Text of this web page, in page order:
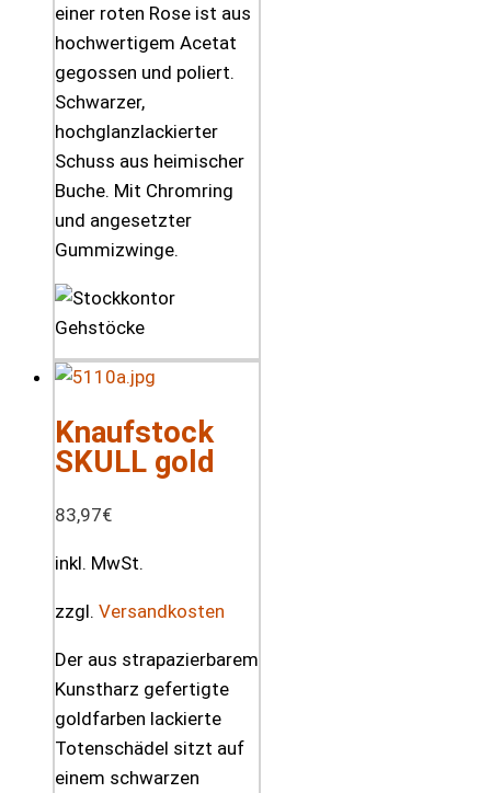
einer roten Rose ist aus
hochwertigem Acetat
gegossen und poliert.
Schwarzer,
hochglanzlackierter
Schuss aus heimischer
Buche. Mit Chromring
und angesetzter
Gummizwinge.
Knaufstock
SKULL gold
83,97€
inkl. MwSt.
zzgl. Versandkosten
Der aus strapazierbarem
Kunstharz gefertigte
goldfarben lackierte
Totenschädel sitzt auf
einem schwarzen